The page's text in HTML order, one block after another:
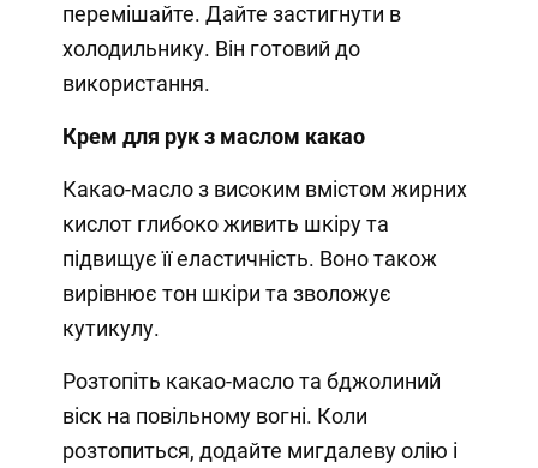
перемішайте. Дайте застигнути в
холодильнику. Він готовий до
використання.
Крем для рук з маслом какао
Какао-масло з високим вмістом жирних
кислот глибоко живить шкіру та
підвищує її еластичність. Воно також
вирівнює тон шкіри та зволожує
кутикулу.
Розтопіть какао-масло та бджолиний
віск на повільному вогні. Коли
розтопиться, додайте мигдалеву олію і